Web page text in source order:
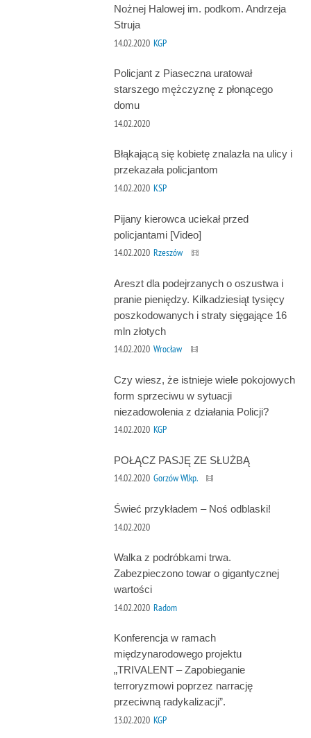
Nożnej Halowej im. podkom. Andrzeja
Struja
14.02.2020 KGP
Policjant z Piaseczna uratował
starszego mężczyznę z płonącego
domu
14.02.2020
Błąkającą się kobietę znalazła na ulicy i
przekazała policjantom
14.02.2020 KSP
Pijany kierowca uciekał przed
policjantami [Video]
14.02.2020 Rzeszów
Areszt dla podejrzanych o oszustwa i
pranie pieniędzy. Kilkadziesiąt tysięcy
poszkodowanych i straty sięgające 16
mln złotych
14.02.2020 Wrocław
Czy wiesz, że istnieje wiele pokojowych
form sprzeciwu w sytuacji
niezadowolenia z działania Policji?
14.02.2020 KGP
POŁĄCZ PASJĘ ZE SŁUŻBĄ
14.02.2020 Gorzów Wlkp.
Świeć przykładem – Noś odblaski!
14.02.2020
Walka z podróbkami trwa.
Zabezpieczono towar o gigantycznej
wartości
14.02.2020 Radom
Konferencja w ramach
międzynarodowego projektu
„TRIVALENT – Zapobieganie
terroryzmowi poprzez narrację
przeciwną radykalizacji”.
13.02.2020 KGP